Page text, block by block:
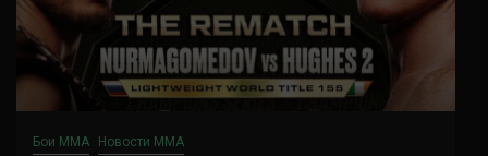
Бои ММА Новости ММА